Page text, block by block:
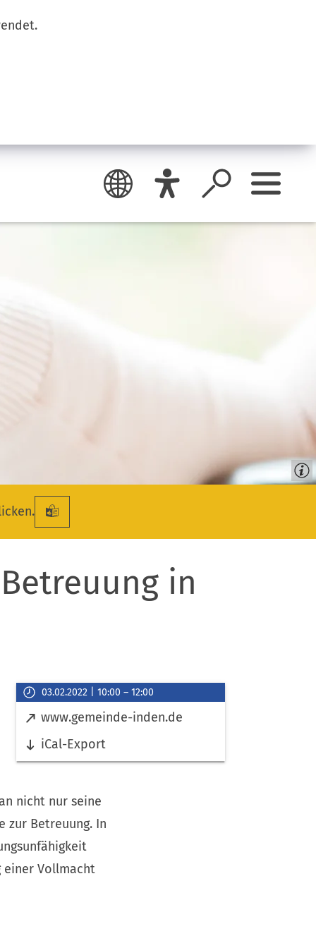
in
Veranstaltungsinformationen
Datum
Uhrzeit
03.02.2022 10:00 – 12:00
Linkswww.gemeinde-inden.de
(
f
f
e
t
n
e
iCal-Export
nicht nur seine
zur Betreuung. In
einer Vollmacht